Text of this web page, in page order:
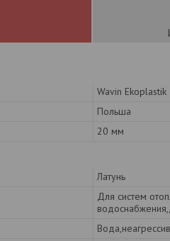
Wavin Ekoplastik
Польша
20 мм
Латунь
Для систем